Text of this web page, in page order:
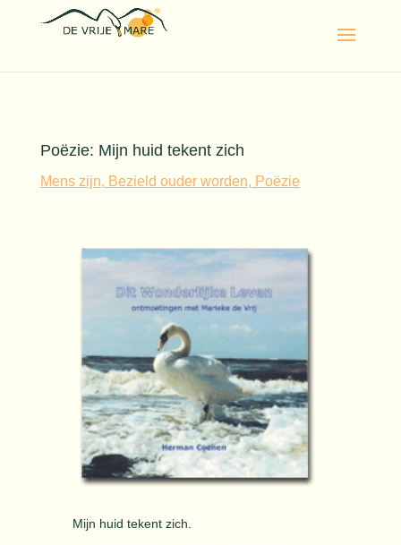
Poëzie: Mijn huid tekent zich
Mens zijn, Bezield ouder worden, Poëzie
Mijn huid tekent zich.